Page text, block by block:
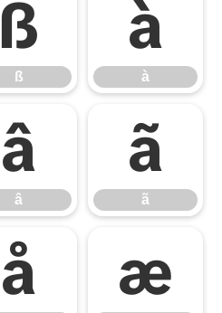
ß
ß
à
à
â
â
ã
ã
å æ